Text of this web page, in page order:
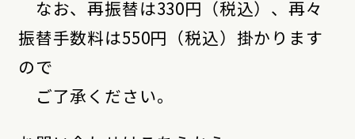
なお、再振替は330円（税込）、再々
振替手数料は550円（税込）掛かります
ので
ご了承ください。